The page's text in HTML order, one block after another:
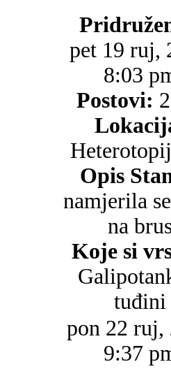
pet 19 ruj,
8:03
Postovi:
Opis
namjerila
na
Koje si
tuđini
pon 22 ruj,
9:37